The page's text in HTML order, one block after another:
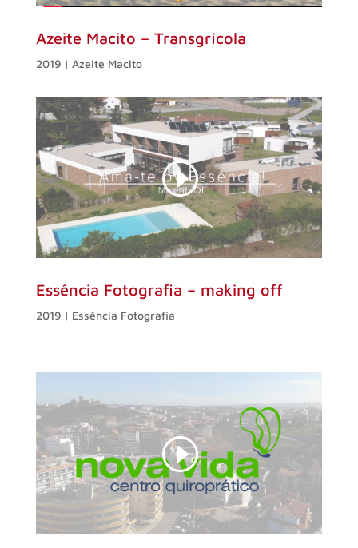
Azeite Macito – Transgrícola
2019 | Azeite Macito
Essência Fotografia – making off
2019 | Essência Fotografia